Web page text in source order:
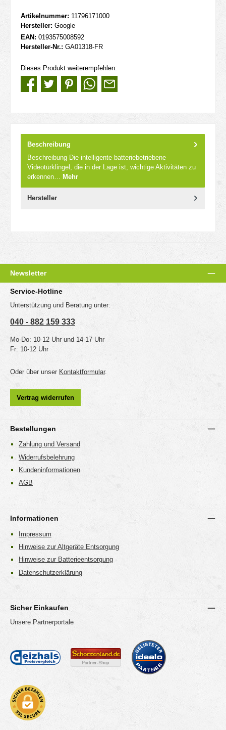
Artikelnummer: 11796171000
Hersteller: Google
EAN: 0193575008592
Hersteller-Nr.: GA01318-FR
Dieses Produkt weiterempfehlen:
Beschreibung
Beschreibung Die intelligente batteriebetriebene
Videotürklingel, die in der Lage ist, wichtige Aktivitäten zu
erkennen… Mehr
Hersteller
Newsletter
Service-Hotline
Unterstützung und Beratung unter:
040 - 882 159 333
Mo-Do: 10-12 Uhr und 14-17 Uhr
Fr: 10-12 Uhr
Oder über unser Kontaktformular.
Vertrag widerrufen
Bestellungen
Zahlung und Versand
Widerrufsbelehrung
Kundeninformationen
AGB
Informationen
Impressum
Hinweise zur Altgeräte Entsorgung
Hinweise zur Batterieentsorgung
Datenschutzerklärung
Sicher Einkaufen
Unsere Partnerportale